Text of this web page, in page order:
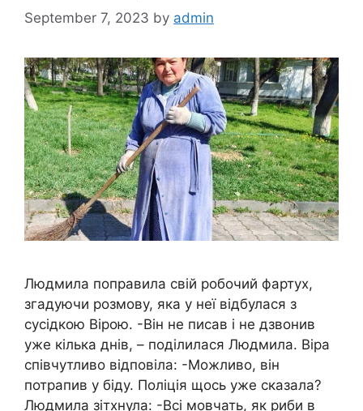
September 7, 2023 by admin
Людмила поправила свій робочий фартух,
згадуючи розмову, яка у неї відбулася з
сусідкою Вірою. -Він не писав і не дзвонив
уже кілька днів, – поділилася Людмила. Віра
співчутливо відповіла: -Можливо, він
потрапив у біду. Поліція щось уже сказала?
Людмила зітхнула: -Всі мовчать, як риби в